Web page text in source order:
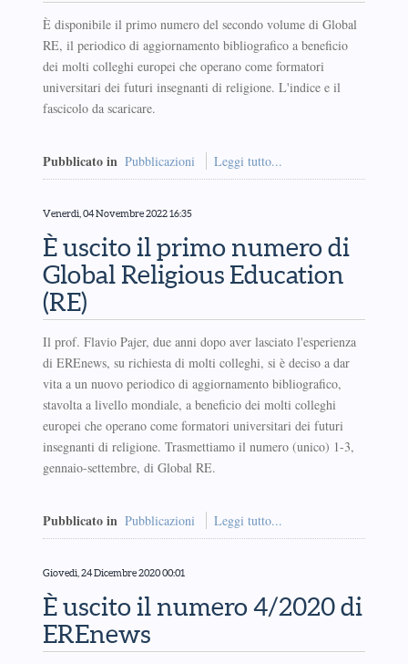
È disponibile il primo numero del secondo volume di Global
RE, il periodico di aggiornamento bibliografico a beneficio
dei molti colleghi europei che operano come formatori
universitari dei futuri insegnanti di religione. L'indice e il
fascicolo da scaricare.
Pubblicato in Pubblicazioni Leggi tutto...
Venerdì, 04 Novembre 2022 16:35
È uscito il primo numero di
Global Religious Education
(RE)
Il prof. Flavio Pajer, due anni dopo aver lasciato l'esperienza
di EREnews, su richiesta di molti colleghi, si è deciso a dar
vita a un nuovo periodico di aggiornamento bibliografico,
stavolta a livello mondiale, a beneficio dei molti colleghi
europei che operano come formatori universitari dei futuri
insegnanti di religione. Trasmettiamo il numero (unico) 1-3,
gennaio-settembre, di Global RE.
Pubblicato in Pubblicazioni Leggi tutto...
Giovedì, 24 Dicembre 2020 00:01
È uscito il numero 4/2020 di
EREnews